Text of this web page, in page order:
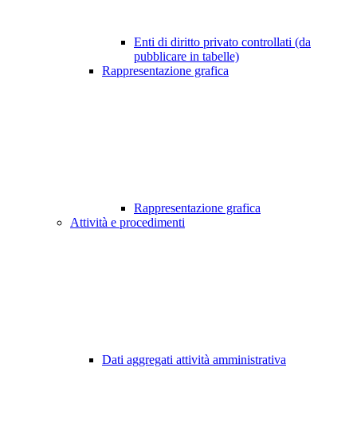
Enti di diritto privato controllati (da
pubblicare in tabelle)
Rappresentazione grafica
Rappresentazione grafica
Attività e procedimenti
Dati aggregati attività amministrativa